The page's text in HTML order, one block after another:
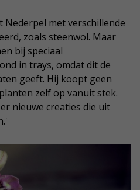
met verschillende
zoals steenwol. Maar
bij speciaal
in trays, omdat dit de
geeft. Hij koopt geen
zelf op vanuit stek.
nieuwe creaties die uit